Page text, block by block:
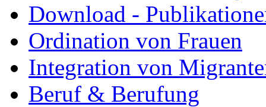
Download -
Ordination von Frauen
Integration von
Beruf & Berufung